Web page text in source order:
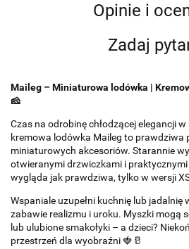
Opinie i
Zadaj
Maileg – Miniaturowa lodówka |
🧀
Czas na odrobinę chłodzącej elegancji
kremowa lodówka Maileg to prawdziwa
miniaturowych akcesoriów. Starannie
otwieranymi drzwiczkami i praktycznymi
wygląda jak prawdziwa, tylko w wersji
Wspaniale uzupełni kuchnię lub jadalnię
zabawie realizmu i uroku. Myszki mogą
lub ulubione smakołyki – a dzieci?
przestrzeń dla wyobraźni 🍓🥛